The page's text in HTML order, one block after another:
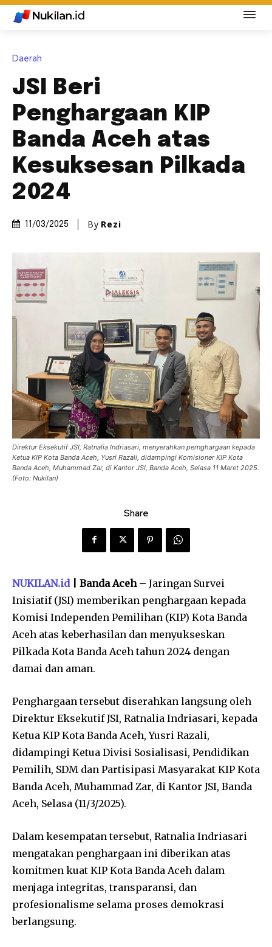
Daerah
JSI Beri
Penghargaan KIP
Banda Aceh atas
Kesuksesan Pilkada
2024
11/03/2025 By Rezi
Direktur Eksekutif JSI, Ratnalia Indriasari, menyerahkan pernghargaan kepada
Ketua KIP Kota Banda Aceh, Yusri Razali, didampingi Komisioner KIP Kota
Banda Aceh, Muhammad Zar, di Kantor JSI, Banda Aceh, Selasa 11 Maret 2025.
(Foto: Nukilan)
Share
NUKILAN.id| Banda Aceh– Jaringan Survei
Inisiatif (JSI) memberikan penghargaan kepada
Komisi Independen Pemilihan (KIP) Kota Banda
Aceh atas keberhasilan dan menyukseskan
Pilkada Kota Banda Aceh tahun 2024 dengan
damai dan aman.
Penghargaan tersebut diserahkan langsung oleh
Direktur Eksekutif JSI, Ratnalia Indriasari, kepada
Ketua KIP Kota Banda Aceh, Yusri Razali,
didampingi Ketua Divisi Sosialisasi, Pendidikan
Pemilih, SDM dan Partisipasi Masyarakat KIP Kota
Banda Aceh, Muhammad Zar, di Kantor JSI, Banda
Aceh, Selasa (11/3/2025).
Dalam kesempatan tersebut, Ratnalia Indriasari
mengatakan penghargaan ini diberikan atas
komitmen kuat KIP Kota Banda Aceh dalam
menjaga integritas, transparansi, dan
profesionalisme selama proses demokrasi
berlangsung.